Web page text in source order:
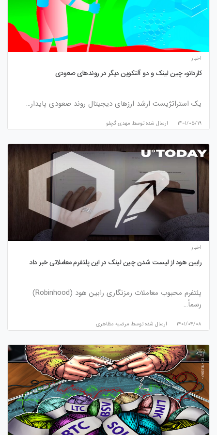
اخبار
کاردانو، چین لینک و دو آلتکوین دیگر در روندهای صعودی
یک استراتژیست ارشد ارزهای دیجیتال روند صعودی پایدار…
۱۴۰۱/۰۵/۱۹ ارسال شده توسط مهدی گچلو
اخبار
رابین هود از لیست شدن چین لینک در این پلتفرم معاملاتی خبر داد
پلتفرم محبوب معاملات رمزنگاری رابین هود (Robinhood)
رسماً…
۱۴۰۱/۰۴/۰۸ ارسال شده توسط مرضیه مظاهری